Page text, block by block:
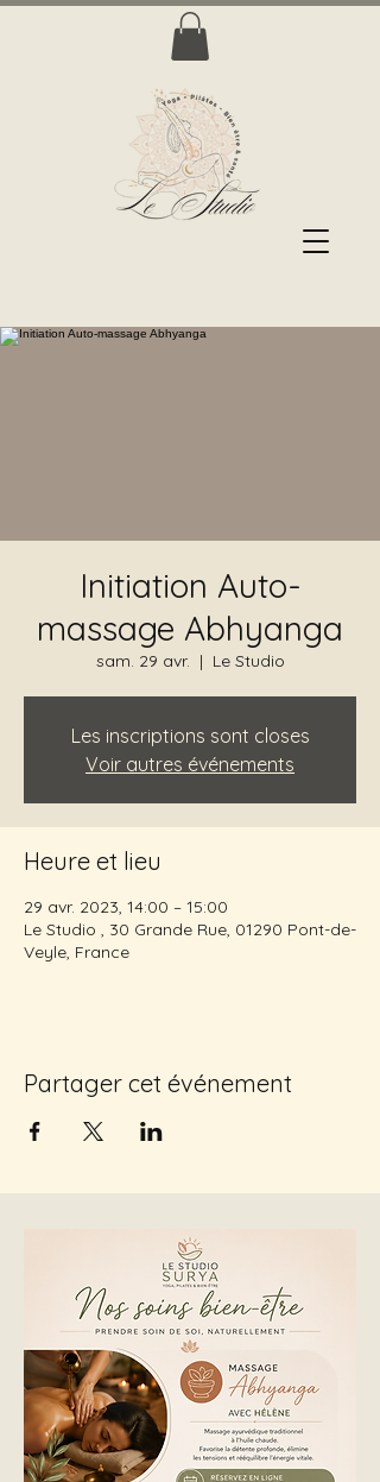
Initiation Auto-
massage Abhyanga
sam. 29 avr.
  |
Le Studio
Les inscriptions sont closes
Voir autres événements
Heure et lieu
29 avr. 2023, 14:00 – 15:00
Le Studio , 30 Grande Rue, 01290 Pont-de-
Veyle, France
Partager cet événement